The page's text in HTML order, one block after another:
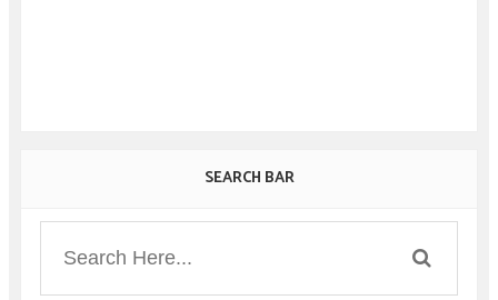
SEARCH BAR